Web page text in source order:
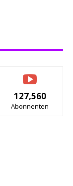
127,560
Abonnenten